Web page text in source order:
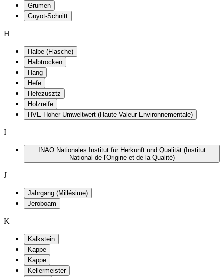
Grumen
Guyot-Schnitt
H
Halbe (Flasche)
Halbtrocken
Hang
Hefe
Hefezusztz
Holzreife
HVE Hoher Umweltwert (Haute Valeur Environnementale)
I
INAO Nationales Institut für Herkunft und Qualität (Institut
National de l'Origine et de la Qualité)
J
Jahrgang (Millésime)
Jeroboam
K
Kalkstein
Kappe
Kappe
Kellermeister